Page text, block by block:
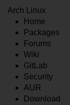
Arch Linux
Home
Packages
Forums
Wiki
GitLab
Security
AUR
Download